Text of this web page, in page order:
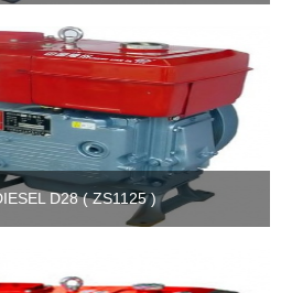
D28 ( ZS1125 )